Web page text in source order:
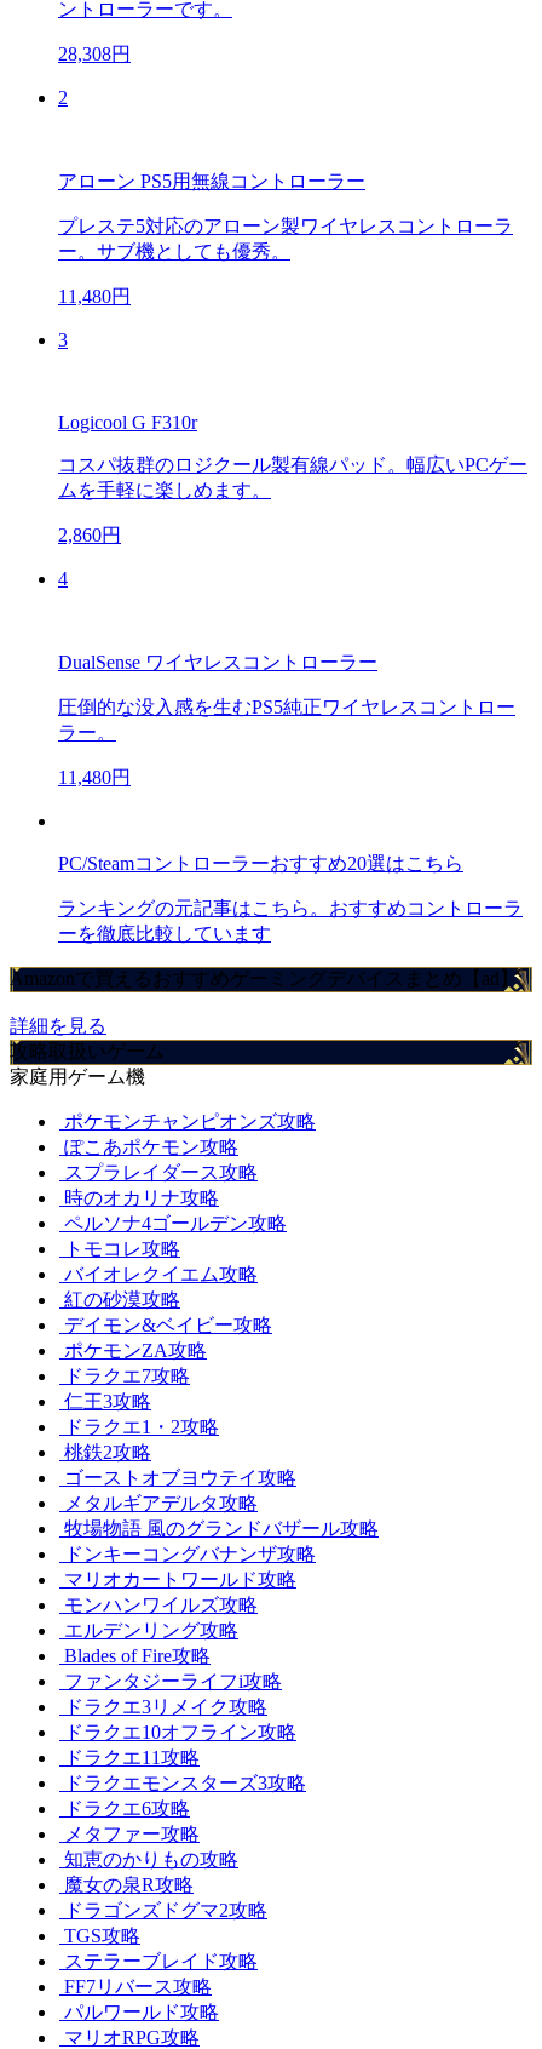
ントローラーです。
28,308円
2
アローン PS5用無線コントローラー
プレステ5対応のアローン製ワイヤレスコントローラ
ー。サブ機としても優秀。
11,480円
3
Logicool G F310r
コスパ抜群のロジクール製有線パッド。幅広いPCゲー
ムを手軽に楽しめます。
2,860円
4
DualSense ワイヤレスコントローラー
圧倒的な没入感を生むPS5純正ワイヤレスコントロー
ラー。
11,480円
PC/Steamコントローラーおすすめ20選はこちら
ランキングの元記事はこちら。おすすめコントローラ
ーを徹底比較しています
Amazonで買えるおすすめゲーミングデバイスまとめ【ad】
詳細を見る
攻略取扱いゲーム
家庭用ゲーム機
ポケモンチャンピオンズ攻略
ぽこあポケモン攻略
スプラレイダース攻略
時のオカリナ攻略
ペルソナ4ゴールデン攻略
トモコレ攻略
バイオレクイエム攻略
紅の砂漠攻略
デイモン&ベイビー攻略
ポケモンZA攻略
ドラクエ7攻略
仁王3攻略
ドラクエ1・2攻略
桃鉄2攻略
ゴーストオブヨウテイ攻略
メタルギアデルタ攻略
牧場物語 風のグランドバザール攻略
ドンキーコングバナンザ攻略
マリオカートワールド攻略
モンハンワイルズ攻略
エルデンリング攻略
Blades of Fire攻略
ファンタジーライフi攻略
ドラクエ3リメイク攻略
ドラクエ10オフライン攻略
ドラクエ11攻略
ドラクエモンスターズ3攻略
ドラクエ6攻略
メタファー攻略
知恵のかりもの攻略
魔女の泉R攻略
ドラゴンズドグマ2攻略
TGS攻略
ステラーブレイド攻略
FF7リバース攻略
パルワールド攻略
マリオRPG攻略